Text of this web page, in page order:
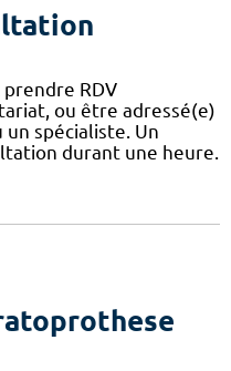
RDV
ou être adressé(e)
spécialiste. Un
durant une heure.